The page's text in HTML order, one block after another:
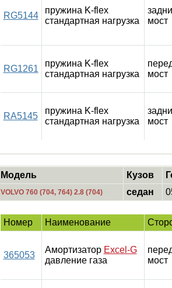
RG5144
пружина K-flex
стандартная нагрузка
мост
RG1261
пружина K-flex
стандартная нагрузка
мост
RA5145
пружина K-flex
стандартная нагрузка
мост
Модель Кузов
VOLVO 760 (704, 764) 2.8 (704) седан
Номер Наименование
365053
Амортизатор Excel-G
давление газа
мост